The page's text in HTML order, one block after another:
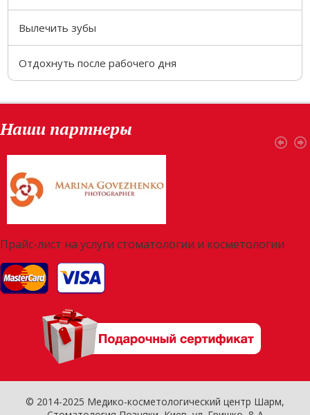
Вылечить зубы
Отдохнуть после рабочего дня
Наши партнеры
Прайс-лист на услуги стоматологии и косметологии
© 2014-2025 Медико-косметологический центр Шарм,